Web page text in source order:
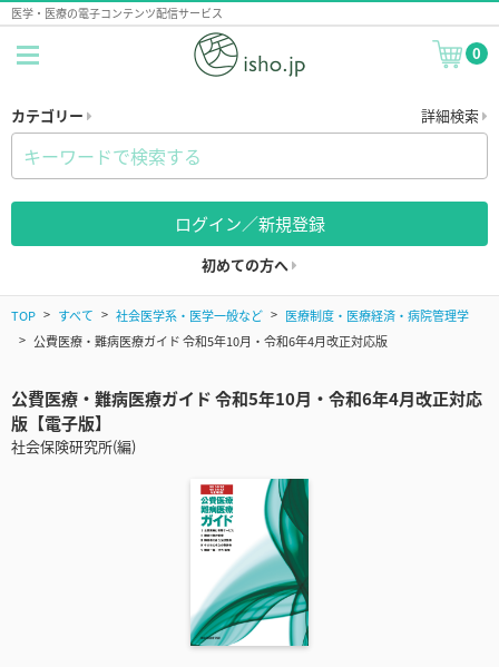
医学・医療の電子コンテンツ配信サービス
0
カテゴリー 詳細検索
ログイン／新規登録
初めての方へ
TOP すべて 社会医学系・医学一般など
医療制度・医療経済・病院管理学
公費医療・難病医療ガイド 令和5年10月・令和6年4月改正対応版
公費医療・難病医療ガイド 令和5年10月・令和6年4月改正対応
版【電子版】
社会保険研究所(編)